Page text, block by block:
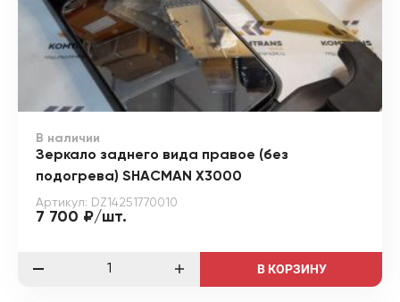
В наличии
Зеркало заднего вида правое (без
подогрева) SHACMAN X3000
Артикул: DZ14251770010
7 700 ₽/шт.
В КОРЗИНУ